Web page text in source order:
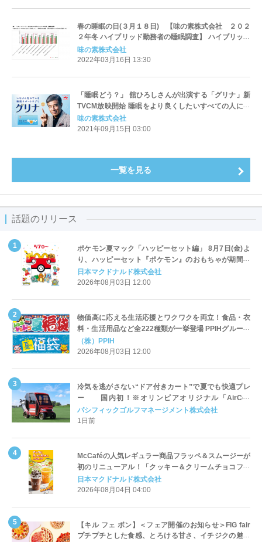
春の睡眠の日(３月１８日) 【味の素株式会社 ２０２
２年冬 ハイブリッド勤務者の睡眠調査】 ハイブリッド
勤務が及ぼす、ストレス・疲労の蓄積と睡眠課題の実
態
味の素株式会社
2022年03月16日 13:30
「睡眠どう？」 舘ひろしさんが出演する「グリナ」新
TVCM放映開始 睡眠をより良くしたいすべての人に向
けて！
味の素株式会社
2021年09月15日 03:00
一覧を見る
話題のリリース
ポケモン夏マック「ハッピーセット編」 8月7日(金)よ
り、ハッピーセット『ポケモン』のおもちゃが期間限
定登場
日本マクドナルド株式会社
2026年08月03日 12:00
物価高に応える生活応援とワクワクを両立！食品・衣
料・生活用品など全222種類が一挙登場 PPIHグループ
「夏福袋」＆セール 8月6日(木)より順次スタート
（株）PPIH
2026年08月03日 12:00
冷気を逃がさない“ドア付きカート”で夏でも快適プレ
ー 国内初！※オリンピアオリジナル「AirCon
Cart（エアコンカート）」導入 | ＰＧＭ
パシフィックゴルフマネージメント株式会社
1日前
McCaféの人気レギュラー商品フラッペ＆スムージーが
初のリニューアル！「クッキー＆クリームチョコフラ
ッペ」「マンゴースムージー」8月5日（水）から販売
開始
日本マクドナルド株式会社
2026年08月04日 04:00
【キル フェ ボン】＜フェア開催のお知らせ＞FIG fair
プチプチとした食感、とろける甘さ、イチジクの魅力